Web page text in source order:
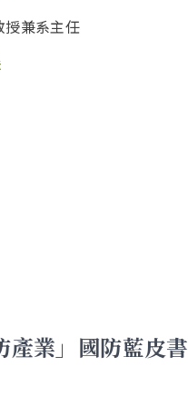
兼系主任
產業」國防藍皮書